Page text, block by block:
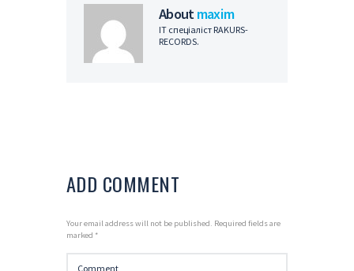
Aboutmaxim
IT спеціаліст RAKURS-
RECORDS.
ADD COMMENT
Your email address will not be published. Required fields are
marked *